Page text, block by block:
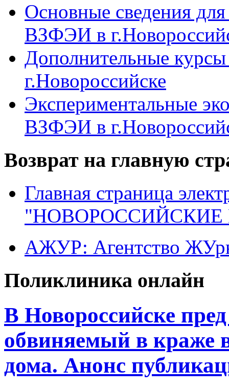
Основные сведения
ВЗФЭИ в
Дополнительные
г.Новороссийске
Экспериментальные
ВЗФЭИ в
Возврат на главную
Главная страница
"НОВОРОССИЙСКИЕ
АЖУР: Агентство
Поликлиника онлайн
В Новороссийске
обвиняемый в краже
дома. Анонс